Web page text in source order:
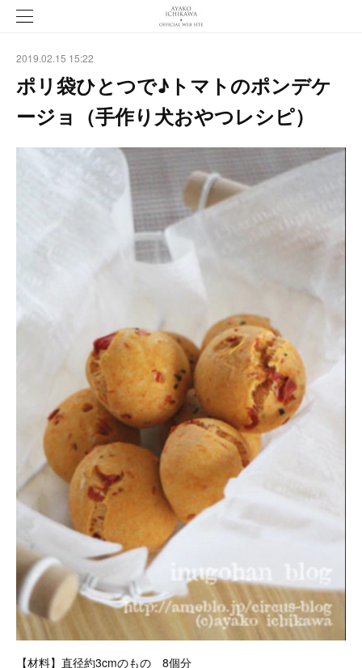
2019.02.15 15:22
ポリ袋ひとつで♪トマトのポンデケ
ージョ（手作り犬おやつレシピ）
【材料】直径約3cmのもの 8個分